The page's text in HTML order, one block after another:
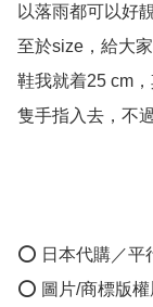
以落雨都可以好
至於size，給大
鞋我就着25 cm
隻手指入去，不
⭕ 日本代購／平
⭕ 圖片/商標版